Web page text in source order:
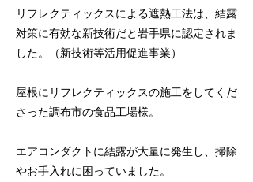
リフレクティックスによる遮熱工法は、結露
対策に有効な新技術だと岩手県に認定されま
した。（新技術等活用促進事業）
屋根にリフレクティックスの施工をしてくだ
さった調布市の食品工場様。
エアコンダクトに結露が大量に発生し、掃除
やお手入れに困っていました。